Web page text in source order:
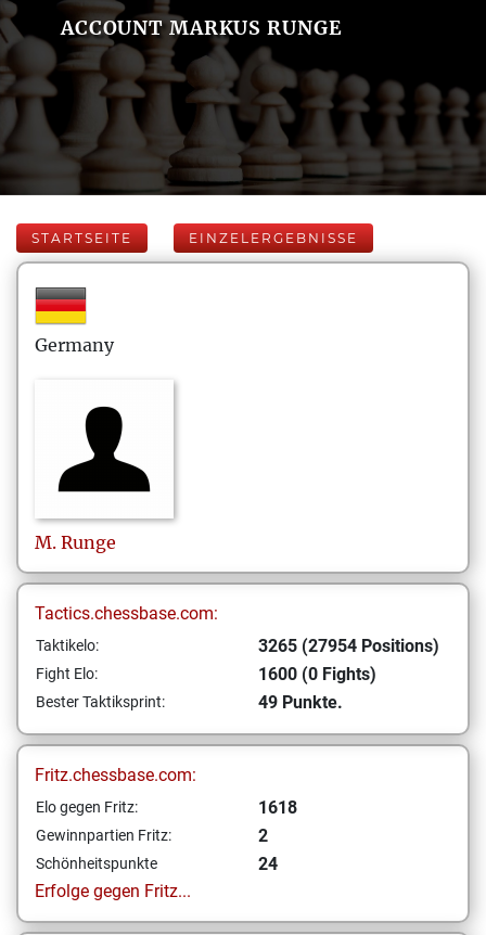
ACCOUNT MARKUS RUNGE
STARTSEITE EINZELERGEBNISSE
Germany
M. Runge
Tactics.chessbase.com:
Taktikelo: 3265 (27954 Positions)
Fight Elo: 1600 (0 Fights)
Bester Taktiksprint: 49 Punkte.
Fritz.chessbase.com:
Elo gegen Fritz: 1618
Gewinnpartien Fritz: 2
Schönheitspunkte
24
Erfolge gegen Fritz...